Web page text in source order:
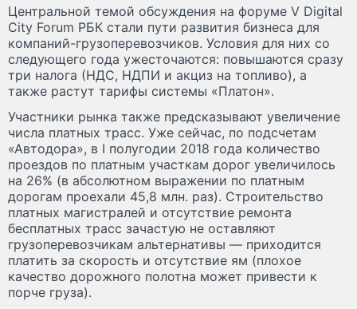
Центральной темой обсуждения на форуме V Digital
City Forum РБК стали пути развития бизнеса для
компаний-грузоперевозчиков. Условия для них со
следующего года ужесточаются: повышаются сразу
три налога (НДС, НДПИ и акциз на топливо), а
также растут тарифы системы «Платон».
Участники рынка также предсказывают увеличение
числа платных трасс. Уже сейчас, по подсчетам
«Автодора», в I полугодии 2018 года количество
проездов по платным участкам дорог увеличилось
на 26% (в абсолютном выражении по платным
дорогам проехали 45,8 млн. раз). Строительство
платных магистралей и отсутствие ремонта
бесплатных трасс зачастую не оставляют
грузоперевозчикам альтернативы — приходится
платить за скорость и отсутствие ям (плохое
качество дорожного полотна может привести к
порче груза).